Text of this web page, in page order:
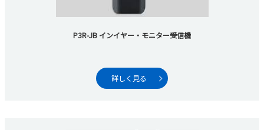
P3R-JB インイヤー・モニター受信機
詳しく見る